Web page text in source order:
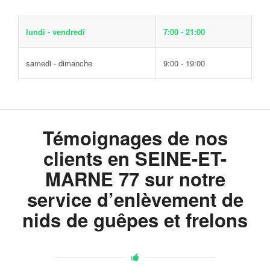
lundi - vendredi 7:00 - 21:00
samedi - dimanche 9:00 - 19:00
Témoignages de nos
clients en SEINE-ET-
MARNE 77 sur notre
service d’enlèvement de
nids de guêpes et frelons